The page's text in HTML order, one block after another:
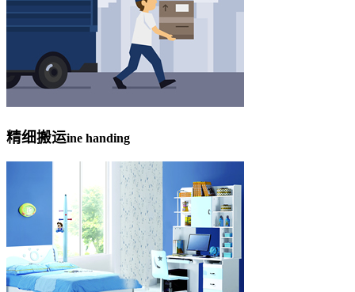
精细搬运ine handing